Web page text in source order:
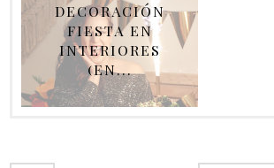
DECORACIÓN
FIESTA EN
INTERIORES
(EN...